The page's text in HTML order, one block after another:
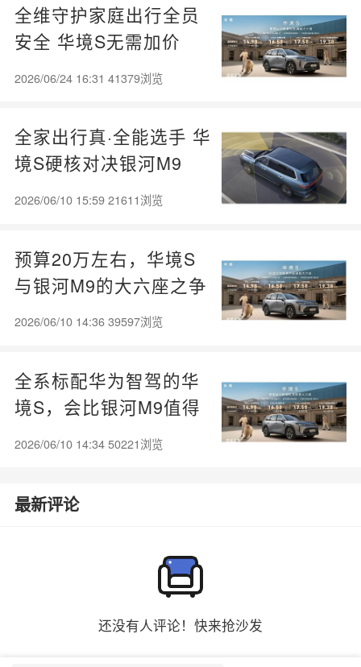
全维守护家庭出行全员
安全 华境S无需加价
2026/06/24 16:31 41379浏览
全家出行真·全能选手 华
境S硬核对决银河M9
2026/06/10 15:59 21611浏览
预算20万左右，华境S
与银河M9的大六座之争
2026/06/10 14:36 39597浏览
全系标配华为智驾的华
境S，会比银河M9值得
2026/06/10 14:34 50221浏览
最新评论
还没有人评论！快来抢沙发